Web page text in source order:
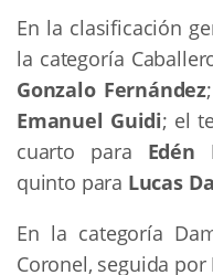
En la clasificación
la categoría
Gonzalo Fernández
Emanuel Guidi; el
cuarto para Edén
quinto para Lucas
En la categoría
Coronel, seguida por